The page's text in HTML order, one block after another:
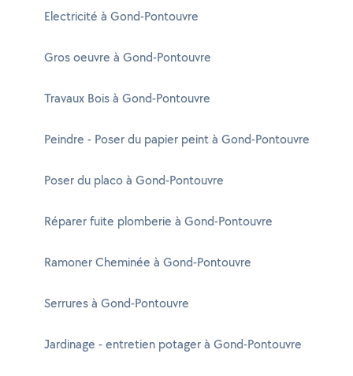
Electricité à Gond-Pontouvre
Gros oeuvre à Gond-Pontouvre
Travaux Bois à Gond-Pontouvre
Peindre - Poser du papier peint à Gond-Pontouvre
Poser du placo à Gond-Pontouvre
Réparer fuite plomberie à Gond-Pontouvre
Ramoner Cheminée à Gond-Pontouvre
Serrures à Gond-Pontouvre
Jardinage - entretien potager à Gond-Pontouvre